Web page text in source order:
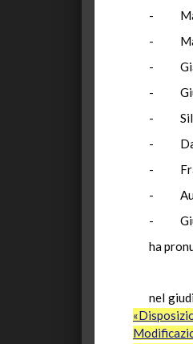
-
-
-
-
-
-
-
-
-
ha
nel